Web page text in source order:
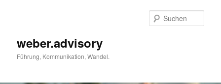
weber.advisory
Führung, Kommunikation, Wandel.